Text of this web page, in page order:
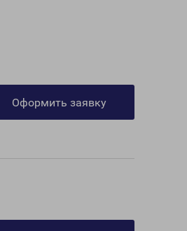
Оформить заявку